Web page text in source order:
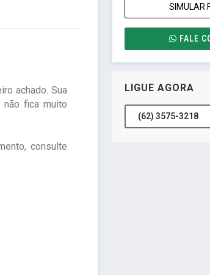
achado. Sua
fica muito
consulte
SIMULAR
FALE
LIGUE AGORA
(62) 3575-3218